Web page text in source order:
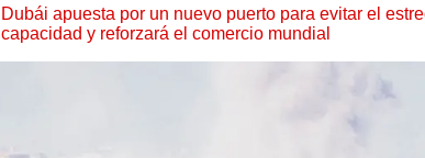
Dubái apuesta por un nuevo puerto para evitar el
capacidad y reforzará el comercio mundial